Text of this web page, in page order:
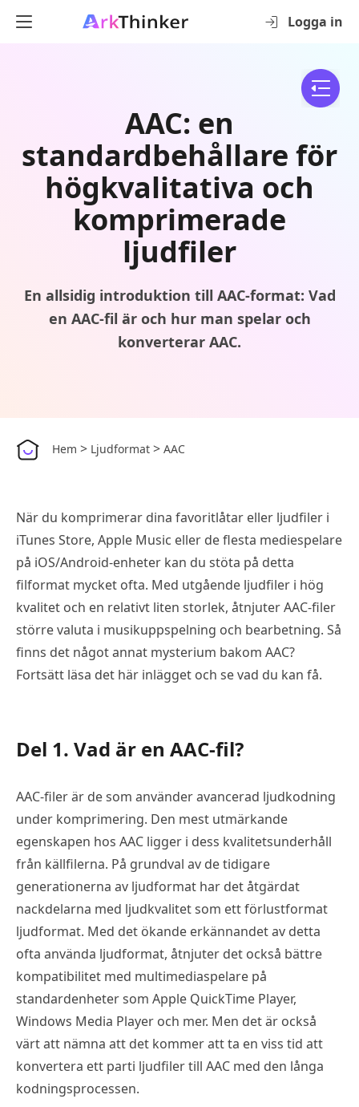
Logga in
AAC: en
standardbehållare för
högkvalitativa och
komprimerade
ljudfiler
En allsidig introduktion till AAC-format: Vad
en AAC-fil är och hur man spelar och
konverterar AAC.
Hem > Ljudformat > AAC
När du komprimerar dina favoritlåtar eller ljudfiler i
iTunes Store, Apple Music eller de flesta mediespelare
på iOS/Android-enheter kan du stöta på detta
filformat mycket ofta. Med utgående ljudfiler i hög
kvalitet och en relativt liten storlek, åtnjuter AAC-filer
större valuta i musikuppspelning och bearbetning. Så
finns det något annat mysterium bakom AAC?
Fortsätt läsa det här inlägget och se vad du kan få.
Del 1. Vad är en AAC-fil?
AAC-filer är de som använder avancerad ljudkodning
under komprimering. Den mest utmärkande
egenskapen hos AAC ligger i dess kvalitetsunderhåll
från källfilerna. På grundval av de tidigare
generationerna av ljudformat har det åtgärdat
nackdelarna med ljudkvalitet som ett förlustformat
ljudformat. Med det ökande erkännandet av detta
ofta använda ljudformat, åtnjuter det också bättre
kompatibilitet med multimediaspelare på
standardenheter som Apple QuickTime Player,
Windows Media Player och mer. Men det är också
värt att nämna att det kommer att ta en viss tid att
konvertera ett parti ljudfiler till AAC med den långa
kodningsprocessen.